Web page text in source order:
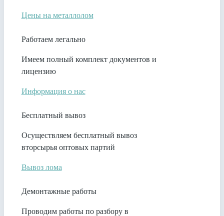
Цены на металлолом
Работаем легально
Имеем полный комплект документов и
лицензию
Информация о нас
Бесплатный вывоз
Осуществляем бесплатный вывоз
вторсырья оптовых партий
Вывоз лома
Демонтажные работы
Проводим работы по разбору в